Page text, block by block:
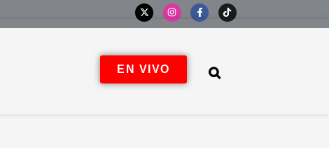
EN VIVO